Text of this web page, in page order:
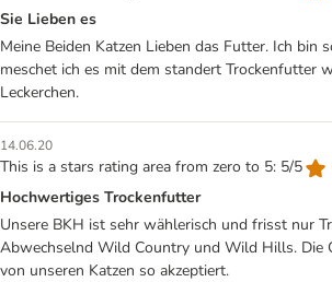
Sie Lieben es
Meine Beiden Katzen Lieben das Futter. Ich
meschet ich es mit dem standert Trockenfutter
Leckerchen.
14.06.20
This is a stars rating area from zero to 5: 5/5
Hochwertiges Trockenfutter
Unsere BKH ist sehr wählerisch und frisst nur
Abwechselnd Wild Country und Wild Hills. Die
von unseren Katzen so akzeptiert.